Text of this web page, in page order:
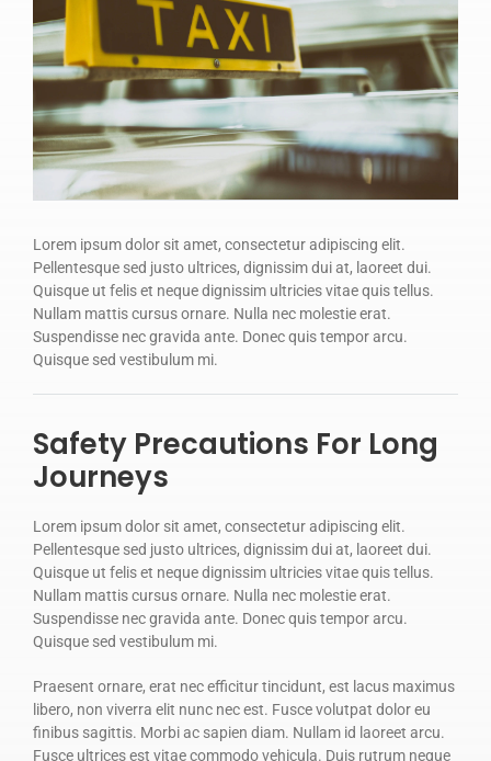
Lorem ipsum dolor sit amet, consectetur adipiscing elit.
Pellentesque sed justo ultrices, dignissim dui at, laoreet dui.
Quisque ut felis et neque dignissim ultricies vitae quis tellus.
Nullam mattis cursus ornare. Nulla nec molestie erat.
Suspendisse nec gravida ante. Donec quis tempor arcu.
Quisque sed vestibulum mi.
Safety Precautions For Long
Journeys
Lorem ipsum dolor sit amet, consectetur adipiscing elit.
Pellentesque sed justo ultrices, dignissim dui at, laoreet dui.
Quisque ut felis et neque dignissim ultricies vitae quis tellus.
Nullam mattis cursus ornare. Nulla nec molestie erat.
Suspendisse nec gravida ante. Donec quis tempor arcu.
Quisque sed vestibulum mi.
Praesent ornare, erat nec efficitur tincidunt, est lacus maximus
libero, non viverra elit nunc nec est. Fusce volutpat dolor eu
finibus sagittis. Morbi ac sapien diam. Nullam id laoreet arcu.
Fusce ultrices est vitae commodo vehicula. Duis rutrum neque